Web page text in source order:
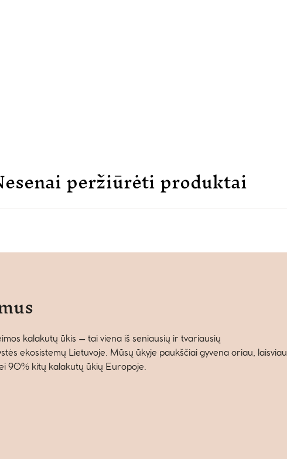
peržiūrėti produktai
kalakutų ūkis – tai viena iš seniausių ir tvariausių
ekosistemų Lietuvoje. Mūsų ūkyje paukščiai gyvena oriau, laisviau
90% kitų kalakutų ūkių Europoje.